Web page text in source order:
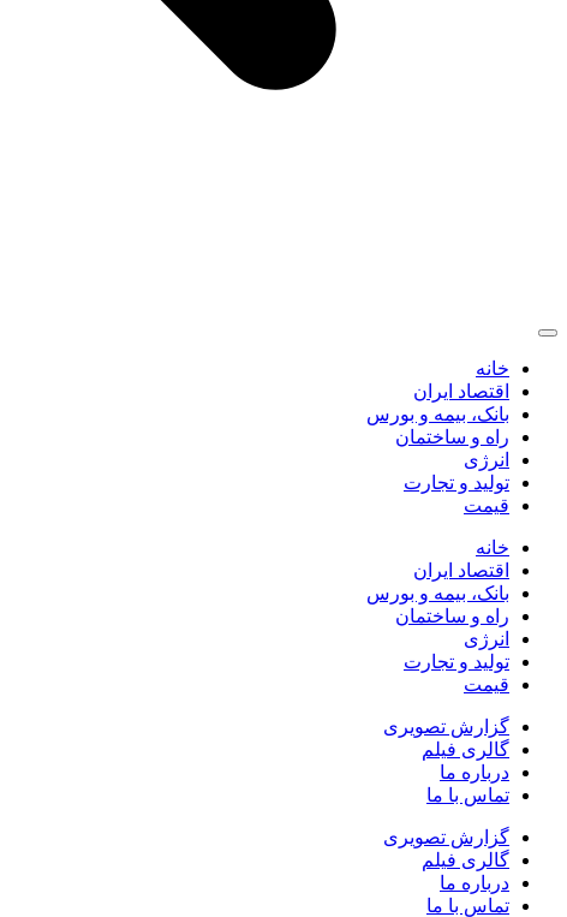
خانه
اقتصاد ایران
بانک، بیمه و بورس
راه و ساختمان
انرژی
تولید و تجارت
قیمت
خانه
اقتصاد ایران
بانک، بیمه و بورس
راه و ساختمان
انرژی
تولید و تجارت
قیمت
گزارش تصویری
گالری فیلم
درباره ما
تماس با ما
گزارش تصویری
گالری فیلم
درباره ما
تماس با ما